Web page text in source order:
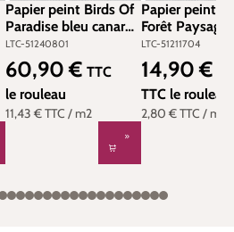
Papier peint Birds Of
Paradise bleu canard
- Les Essentiels de
Lutèce | Réf. LTC-
51240801
LTC-51240801
11,43 €TTC / m2
Prix régulier :
60,90 € TTC
le rouleau
Papier peint
Forêt Paysage
Les Essentiels
Lutèce | Réf.
51211704
LTC-51211704
2,80 €TTC / m2
Prix de vente
14,90 €
TTC le rouleau